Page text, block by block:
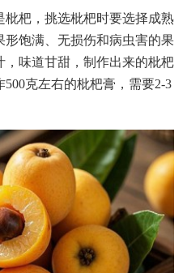
枇杷，挑选枇杷时要选择成熟
形饱满、无损伤和病虫害的果
味道甘甜，制作出来的枇杷
克左右的枇杷膏，需要2-3